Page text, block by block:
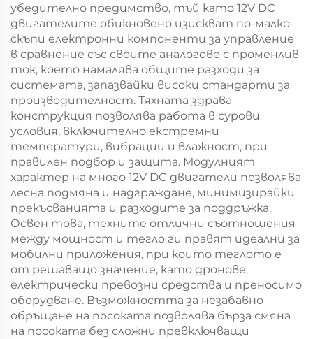
убедително предимство, тъй като 12V DC
двигателите обикновено изискват по-малко
скъпи електронни компоненти за управление
в сравнение със своите аналогове с променлив
ток, което намалява общите разходи за
системата, запазвайки високи стандарти за
производителност. Тяхната здрава
конструкция позволява работа в сурови
условия, включително екстремни
температури, вибрации и влажност, при
правилен подбор и защита. Модулният
характер на много 12V DC двигатели позволява
лесна подмяна и надграждане, минимизирайки
прекъсванията и разходите за поддръжка.
Освен това, техните отлични съотношения
между мощност и тегло ги правят идеални за
мобилни приложения, при които теглото е
от решаващо значение, като дронове,
електрически превозни средства и преносимо
оборудване. Възможността за незабавно
обръщане на посоката позволява бърза смяна
на посоката без сложни превключващи